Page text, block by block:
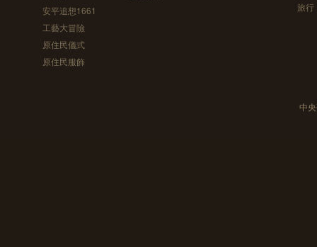
安平追想1661
工藝大冒險
原住民儀式
原住民服飾
旅行
中